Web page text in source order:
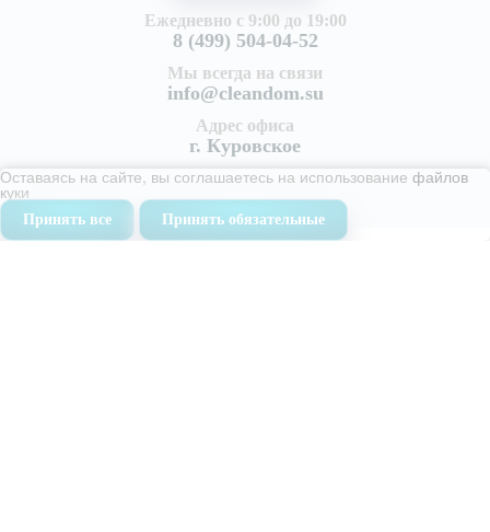
Ежедневно с 9:00 до 19:00
8 (499) 504-04-52
Мы всегда на связи
info@cleandom.su
Адрес офиса
г. Куровское
Оставаясь на сайте, вы соглашаетесь на использование файлов
куки
Принять все Принять обязательные